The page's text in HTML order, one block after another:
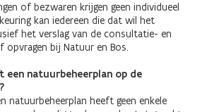
of bezwaren krijgen geen individueel
kan iedereen die dat wil het
het verslag van de consultatie- en
opvragen bij Natuur en Bos.
een natuurbeheerplan op de
natuurbeheerplan heeft geen enkele